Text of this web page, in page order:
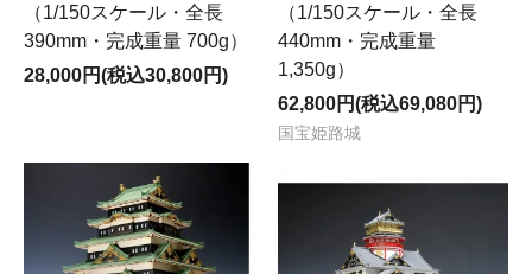
（1/150スケール・全長
390mm・完成重量 700g）
28,000円(税込30,800円)
（1/150スケール・全長
440mm・完成重量
1,350g）
62,800円(税込69,080円)
国宝姫路城